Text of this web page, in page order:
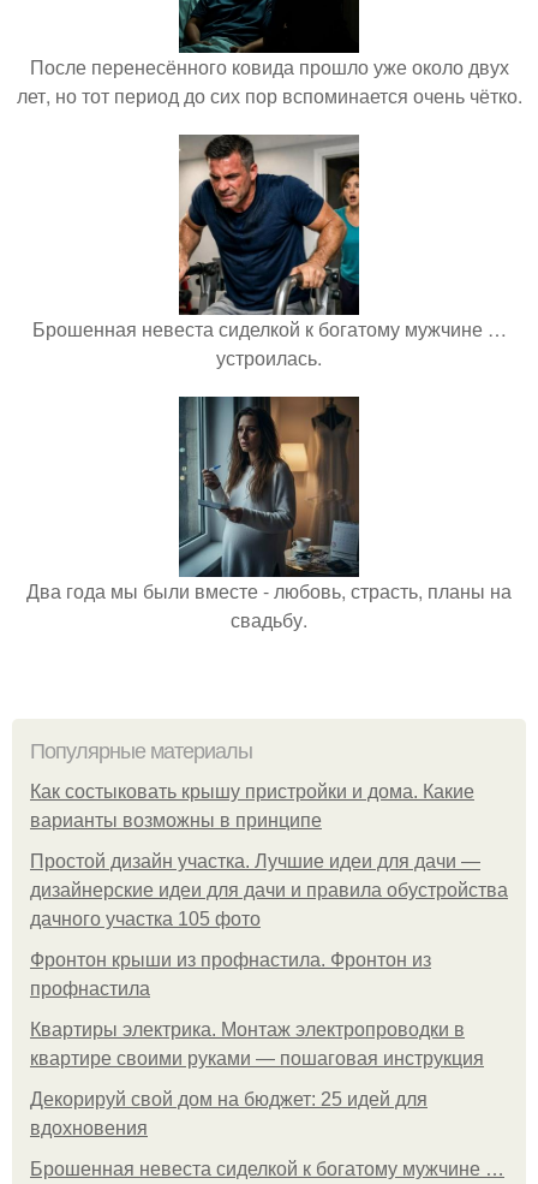
После перенесённого ковида прошло уже около двух
лет, но тот период до сих пор вспоминается очень чётко.
Брошенная невеста сиделкой к богатому мужчине …
устроилась.
Два года мы были вместе - любовь, страсть, планы на
свадьбу.
Популярные материалы
Как состыковать крышу пристройки и дома. Какие
варианты возможны в принципе
Простой дизайн участка. Лучшие идеи для дачи —
дизайнерские идеи для дачи и правила обустройства
дачного участка 105 фото
Фронтон крыши из профнастила. Фронтон из
профнастила
Квартиры электрика. Монтаж электропроводки в
квартире своими руками — пошаговая инструкция
Декорируй свой дом на бюджет: 25 идей для
вдохновения
Брошенная невеста сиделкой к богатому мужчине …